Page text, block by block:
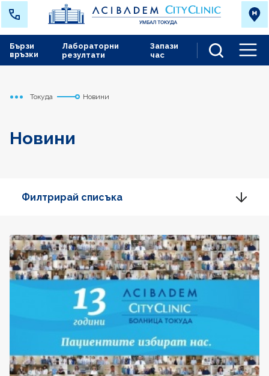
Лабораторни
резултати
Запази
час
Бързи
връзки
Начало
Токуда Новини
Новини
Филтрирай списъка